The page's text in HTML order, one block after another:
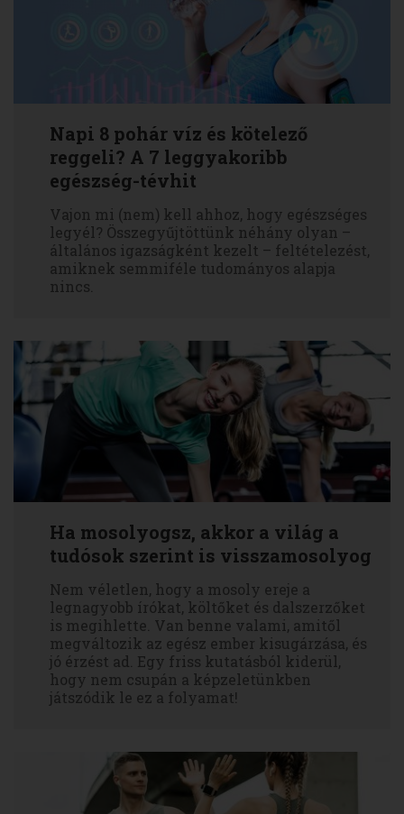
Napi 8 pohár víz és kötelező
reggeli? A 7 leggyakoribb
egészség-tévhit
Vajon mi (nem) kell ahhoz, hogy egészséges
legyél? Összegyűjtöttünk néhány olyan –
általános igazságként kezelt – feltételezést,
amiknek semmiféle tudományos alapja
nincs.
Ha mosolyogsz, akkor a világ a
tudósok szerint is visszamosolyog
Nem véletlen, hogy a mosoly ereje a
legnagyobb írókat, költőket és dalszerzőket
is megihlette. Van benne valami, amitől
megváltozik az egész ember kisugárzása, és
jó érzést ad. Egy friss kutatásból kiderül,
hogy nem csupán a képzeletünkben
játszódik le ez a folyamat!